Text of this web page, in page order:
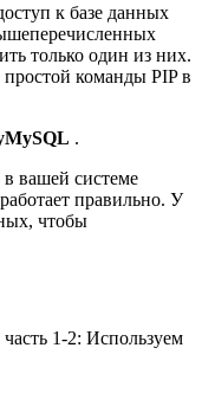
к базе данных
только один из них.
команды PIP в
.
в вашей системе
правильно. У
чтобы
1-2: Используем